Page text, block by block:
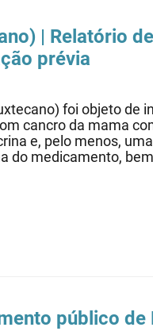
| Relatório
prévia
foi objeto de
cancro da mama
e, pelo menos,
do medicamento,
público